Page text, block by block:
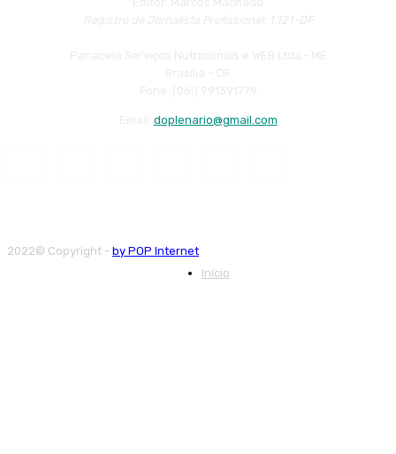
doplenario@gmail.com
2022© Copyright - by POP Internet
Início